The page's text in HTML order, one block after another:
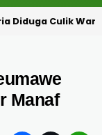
Dugaan
Manaf